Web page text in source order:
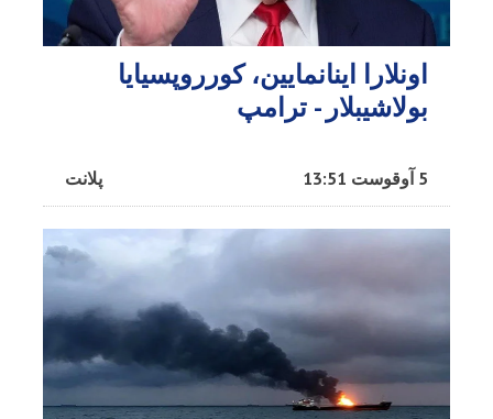
اونلارا اینانمایین، کورروپسیایا
بولاشیبلار - ترامپ
پلانت 5 آوقوست 13:51